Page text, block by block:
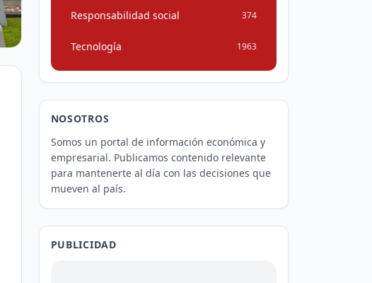
Responsabilidad social 374
Tecnología 1963
NOSOTROS
Somos un portal de información económica y
empresarial. Publicamos contenido relevante
para mantenerte al día con las decisiones que
mueven al país.
PUBLICIDAD